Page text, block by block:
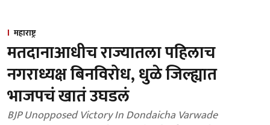
महाराष्ट्र
मतदानाआधीच राज्यातला पहिलाच
नगराध्यक्ष बिनविरोध, धुळे जिल्ह्यात
भाजपचं खातं उघडलं
BJP Unopposed Victory In Dondaicha Varwade